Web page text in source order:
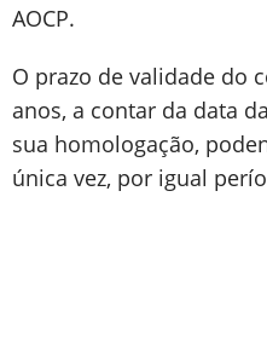
AOCP.
O prazo de validade do
anos, a contar da data
sua homologação,
única vez, por igual